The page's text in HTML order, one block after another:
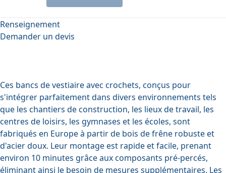
Renseignement
Demander un devis
Ces bancs de vestiaire avec crochets, conçus pour
s'intégrer parfaitement dans divers environnements tels
que les chantiers de construction, les lieux de travail, les
centres de loisirs, les gymnases et les écoles, sont
fabriqués en Europe à partir de bois de frêne robuste et
d'acier doux. Leur montage est rapide et facile, prenant
environ 10 minutes grâce aux composants pré-percés,
éliminant ainsi le besoin de mesures supplémentaires. Les